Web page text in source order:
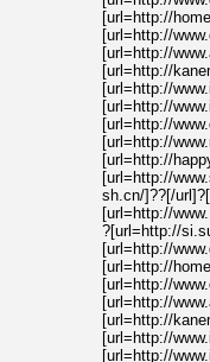
[url=http://
[url=http://
[url=http://
[url=http://
[url=http://
[url=http://
[url=http://
[url=http://
[url=http://
[url=http://
sh.cn/]??[/
[url=http://
?[url=http://
[url=http://
[url=http://
[url=http://
[url=http://
[url=http://
[url=http://
[url=http://